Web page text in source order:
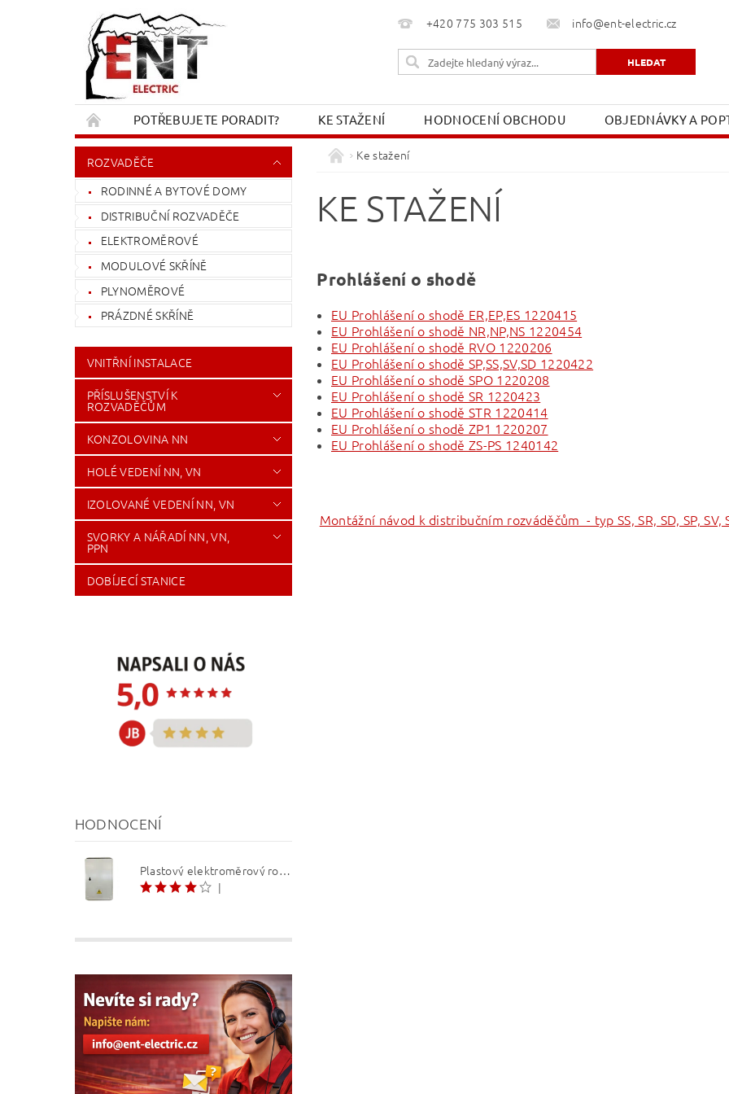
+420 775 303 515 info@ent-electric.cz
POTŘEBUJETE PORADIT? KE STAŽENÍ HODNOCENÍ OBCHODU
OBJEDNÁVKY A
REKLAMACE A VRÁCENÍ
KONTAKT OBCHODNÍ PODMÍNKY
ROZVADĚČE
RODINNÉ A BYTOVÉ DOMY
DISTRIBUČNÍ ROZVADĚČE
ELEKTROMĚROVÉ
MODULOVÉ SKŘÍNĚ
PLYNOMĚROVÉ
PRÁZDNÉ SKŘÍNĚ
VNITŘNÍ INSTALACE
PŘÍSLUŠENSTVÍ K
ROZVADĚČŮM
KONZOLOVINA NN
HOLÉ VEDENÍ NN, VN
IZOLOVANÉ VEDENÍ NN, VN
SVORKY A NÁŘADÍ NN, VN,
PPN
DOBÍJECÍ STANICE
HODNOCENÍ
Plastový elektroměrový rozvaděč ER 212 NVP7P 40A QM (3f 1/2 S) 1bod. (O3/4)
|
Ke stažení
KE STAŽENÍ
Prohlášení o shodě
EU Prohlášení o shodě ER,EP,ES 1220415
EU Prohlášení o shodě NR,NP,NS 1220454
EU Prohlášení o shodě RVO 1220206
EU Prohlášení o shodě SP,SS,SV,SD 1220422
EU Prohlášení o shodě SPO 1220208
EU Prohlášení o shodě SR 1220423
EU Prohlášení o shodě STR 1220414
EU Prohlášení o shodě ZP1 1220207
EU Prohlášení o shodě ZS-PS 1240142
Montážní návod k distribučním rozváděčům - typ SS, SR, SD, SP, SV,